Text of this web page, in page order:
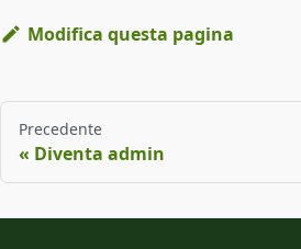
Modifica questa pagina
Precedente
Diventa admin